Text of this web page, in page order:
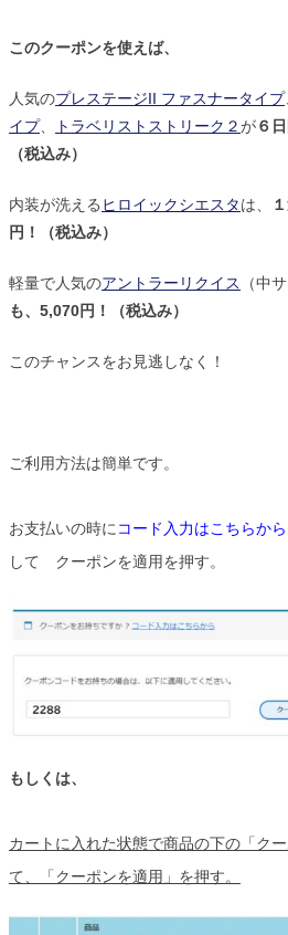
このクーポンを使えば、
人気のプレステージII ファスナータイプ
イプ、 トラベリストストリーク２が６
（税込み）
内装が洗える ヒロイックシエスタは、
円！（税込み）
軽量で人気のアントラーリクイス （中
も、5,070円！（税込み）
このチャンスをお見逃しなく！
ご利用方法は簡単です。
お支払いの時に コード入力はこちらから
して クーポンを適用を押す。
もしくは、
カートに入れた状態で商品の下の「ク
て、「クーポンを適用」を押す。